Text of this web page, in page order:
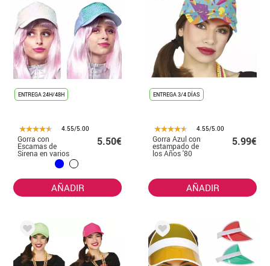
ENTREGA 24H/48H
4.55/5.00
Gorra con
Escamas de
Sirena en varios
5.50€
AÑADIR
ENTREGA 3/4 DÍAS
4.55/5.00
Gorra Azul con
estampado de
los Años '80
5.99€
AÑADIR